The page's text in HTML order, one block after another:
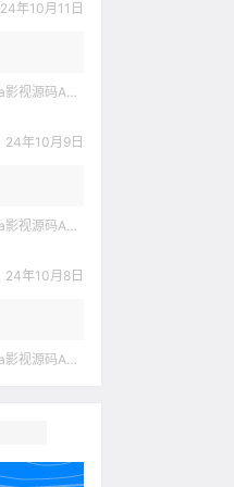
24年10月11日
对接苹果CMSV10
24年10月9日
对接苹果CMSV10
24年10月8日
对接苹果CMSV10